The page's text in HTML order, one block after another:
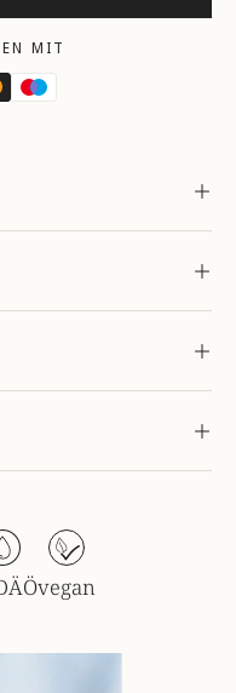
MIT
vegan